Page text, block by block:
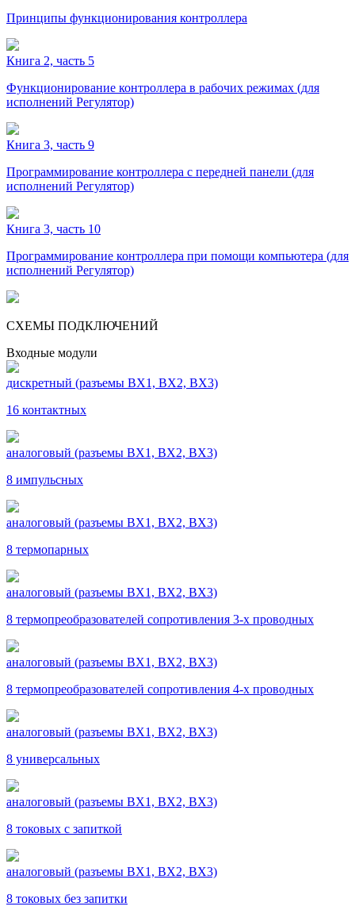
Принципы функционирования контроллера
Книга 2, часть 5
Функционирование контроллера в рабочих режимах (для
исполнений Регулятор)
Книга 3, часть 9
Программирование контроллера с передней панели (для
исполнений Регулятор)
Книга 3, часть 10
Программирование контроллера при помощи компьютера (для
исполнений Регулятор)
СХЕМЫ ПОДКЛЮЧЕНИЙ
Входные модули
дискретный (разъемы ВХ1, ВХ2, ВХ3)
16 контактных
аналоговый (разъемы ВХ1, ВХ2, ВХ3)
8 импульсных
аналоговый (разъемы ВХ1, ВХ2, ВХ3)
8 термопарных
аналоговый (разъемы ВХ1, ВХ2, ВХ3)
8 термопреобразователей сопротивления 3-х проводных
аналоговый (разъемы ВХ1, ВХ2, ВХ3)
8 термопреобразователей сопротивления 4-х проводных
аналоговый (разъемы ВХ1, ВХ2, ВХ3)
8 универсальных
аналоговый (разъемы ВХ1, ВХ2, ВХ3)
8 токовых с запиткой
аналоговый (разъемы ВХ1, ВХ2, ВХ3)
8 токовых без запитки